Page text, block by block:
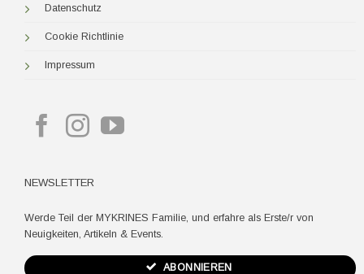
Datenschutz
Cookie Richtlinie
Impressum
NEWSLETTER
Werde Teil der MYKRINES Familie, und erfahre als Erste/r von
Neuigkeiten, Artikeln & Events.
ABONNIEREN